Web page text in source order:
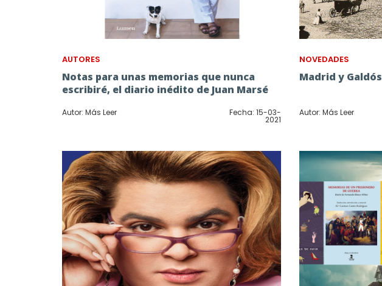
AUTORES
Notas para unas memorias que nunca
escribiré, el diario inédito de Juan Marsé
Autor: Más Leer Fecha: 15-03-
2021
NOVEDADES
Madrid y Galdós
Autor: Más Leer